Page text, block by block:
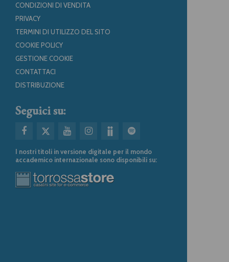
CONDIZIONI DI VENDITA
PRIVACY
TERMINI DI UTILIZZO DEL SITO
COOKIE POLICY
GESTIONE COOKIE
CONTATTACI
DISTRIBUZIONE
Seguici su:
I nostri titoli in versione digitale per il mondo
accademico internazionale sono disponibili su: